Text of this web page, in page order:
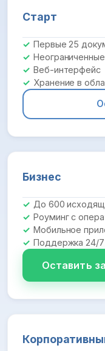
Старт
Первые 25
Веб-интерфейс
Хранение в
Бизнес
До 600
Роуминг с
Мобильное
Поддержка 24/7
Оставить